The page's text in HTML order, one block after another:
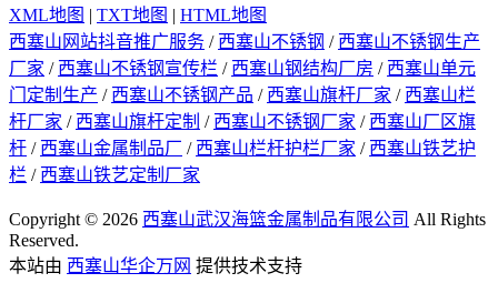
XML地图 | TXT地图 | HTML地图
西塞山网站抖音推广服务 / 西塞山不锈钢 / 西塞山不锈钢生产
厂家 / 西塞山不锈钢宣传栏 / 西塞山钢结构厂房 / 西塞山单元
门定制生产 / 西塞山不锈钢产品 / 西塞山旗杆厂家 / 西塞山栏
杆厂家 / 西塞山旗杆定制 / 西塞山不锈钢厂家 / 西塞山厂区旗
杆 / 西塞山金属制品厂 / 西塞山栏杆护栏厂家 / 西塞山铁艺护
栏 / 西塞山铁艺定制厂家
Copyright © 2026 西塞山武汉海篮金属制品有限公司 All Rights
Reserved.
本站由 西塞山华企万网 提供技术支持